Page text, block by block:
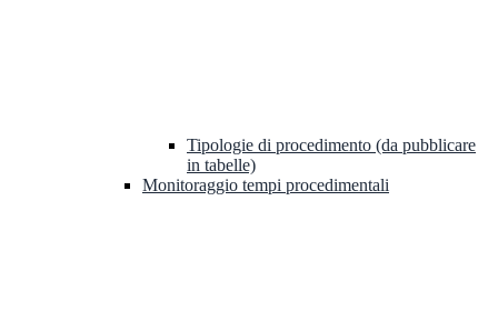
Tipologie di procedimento (da pubblicare
in tabelle)
Monitoraggio tempi procedimentali